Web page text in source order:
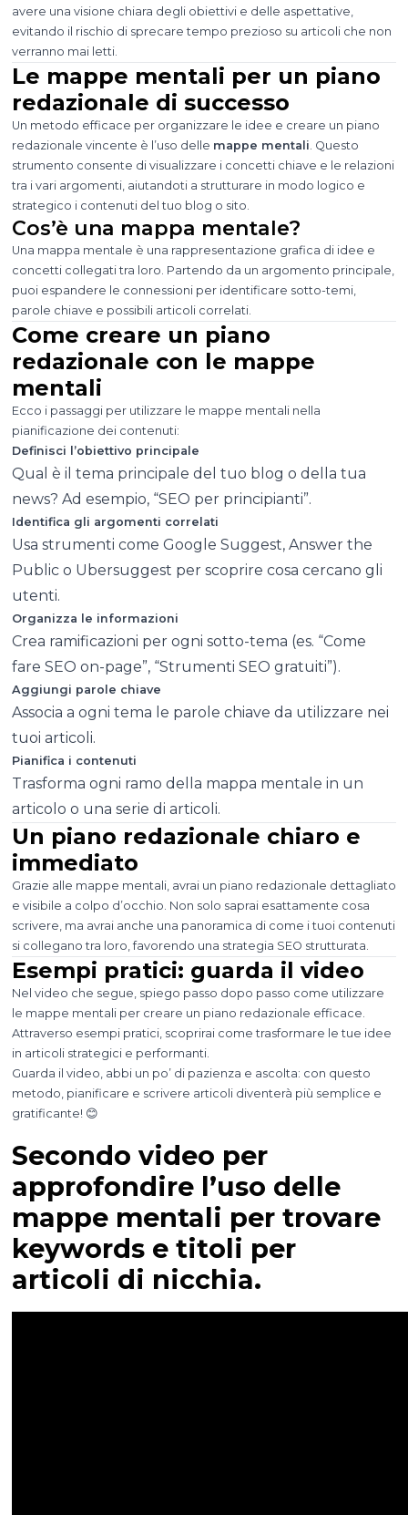
avere una visione chiara degli obiettivi e delle aspettative,
evitando il rischio di sprecare tempo prezioso su articoli che non
verranno mai letti.
Le mappe mentali per un piano
redazionale di successo
Un metodo efficace per organizzare le idee e creare un piano
redazionale vincente è l’uso delle mappe mentali. Questo
strumento consente di visualizzare i concetti chiave e le relazioni
tra i vari argomenti, aiutandoti a strutturare in modo logico e
strategico i contenuti del tuo blog o sito.
Cos’è una mappa mentale?
Una mappa mentale è una rappresentazione grafica di idee e
concetti collegati tra loro. Partendo da un argomento principale,
puoi espandere le connessioni per identificare sotto-temi,
parole chiave e possibili articoli correlati.
Come creare un piano
redazionale con le mappe
mentali
Ecco i passaggi per utilizzare le mappe mentali nella
pianificazione dei contenuti:
Definisci l’obiettivo principale
Qual è il tema principale del tuo blog o della tua
news? Ad esempio, “SEO per principianti”.
Identifica gli argomenti correlati
Usa strumenti come Google Suggest, Answer the
Public o Ubersuggest per scoprire cosa cercano gli
utenti.
Organizza le informazioni
Crea ramificazioni per ogni sotto-tema (es. “Come
fare SEO on-page”, “Strumenti SEO gratuiti”).
Aggiungi parole chiave
Associa a ogni tema le parole chiave da utilizzare nei
tuoi articoli.
Pianifica i contenuti
Trasforma ogni ramo della mappa mentale in un
articolo o una serie di articoli.
Un piano redazionale chiaro e
immediato
Grazie alle mappe mentali, avrai un piano redazionale dettagliato
e visibile a colpo d’occhio. Non solo saprai esattamente cosa
scrivere, ma avrai anche una panoramica di come i tuoi contenuti
si collegano tra loro, favorendo una strategia SEO strutturata.
Esempi pratici: guarda il video
Nel video che segue, spiego passo dopo passo come utilizzare
le mappe mentali per creare un piano redazionale efficace.
Attraverso esempi pratici, scoprirai come trasformare le tue idee
in articoli strategici e performanti.
Guarda il video, abbi un po’ di pazienza e ascolta: con questo
metodo, pianificare e scrivere articoli diventerà più semplice e
gratificante! 😊
Secondo video per
approfondire l’uso delle
mappe mentali per trovare
keywords e titoli per
articoli di nicchia.